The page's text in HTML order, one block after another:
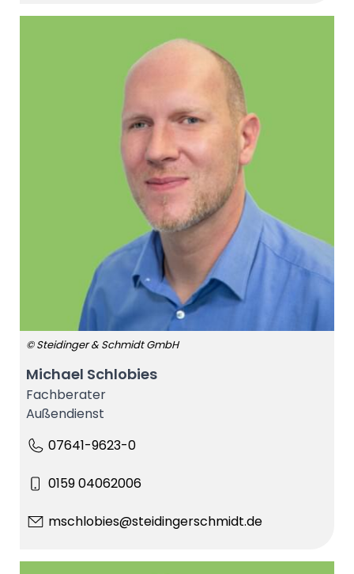
© Steidinger & Schmidt GmbH
Michael Schlobies
Fachberater
Außendienst
07641-9623-0
0159 04062006
mschlobies@steidingerschmidt.de